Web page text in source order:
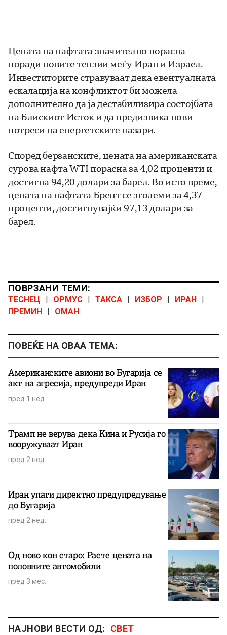
Цената на нафтата значително порасна
поради новите тензии меѓу Иран и Израел.
Инвеститорите стравуваат дека евентуалната
ескалација на конфликтот би можела
дополнително да ја дестабилизира состојбата
на Блискиот Исток и да предизвика нови
потреси на енергетските пазари.
Според берзанските, цената на американската
сурова нафта WTI порасна за 4,02 проценти и
достигна 94,20 долари за барел. Во исто време,
цената на нафтата Брент се зголеми за 4,37
проценти, достигнувајќи 97,13 долари за
барел.
ПОВРЗАНИ ТЕМИ:
ТЕСНЕЦ ОРМУС ТАКСА ИЗБОР ИРАН
ПРЕМИН
ОМАН
ПОВЕЌЕ НА ОВАА ТЕМА:
Американските авиони во Бугарија се
акт на агресија, предупреди Иран
пред 1 нед.
Трамп не верува дека Кина и Русија го
вооружуваат Иран
пред 2 нед.
Иран упати директно предупредување
до Бугарија
пред 2 нед.
Од ново кон старо: Расте цената на
половните автомобили
пред 3 мес.
НАЈНОВИ ВЕСТИ ОД: СВЕТ